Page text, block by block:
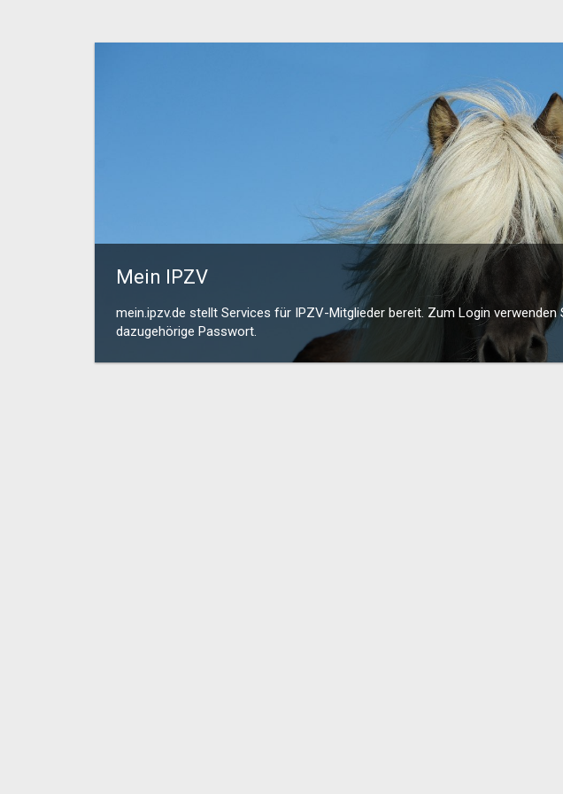
Mein IPZV
mein.ipzv.de stellt Services für IPZV-Mitglieder bereit. Zum Login verwenden
dazugehörige Passwort.